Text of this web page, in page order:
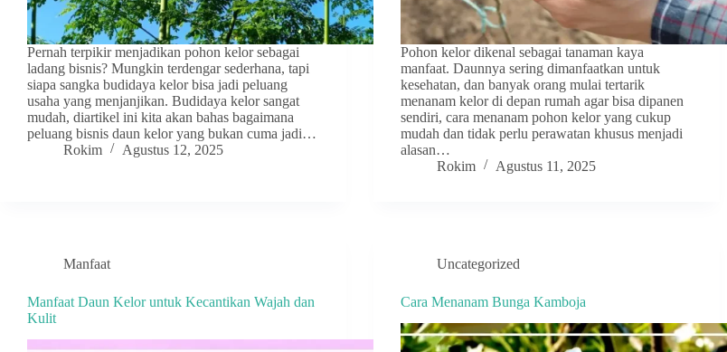
Pernah terpikir menjadikan pohon kelor sebagai
ladang bisnis? Mungkin terdengar sederhana, tapi
siapa sangka budidaya kelor bisa jadi peluang
usaha yang menjanjikan. Budidaya kelor sangat
mudah, diartikel ini kita akan bahas bagaimana
peluang bisnis daun kelor yang bukan cuma jadi…
Rokim
Agustus 12, 2025
Pohon kelor dikenal sebagai tanaman kaya
manfaat. Daunnya sering dimanfaatkan untuk
kesehatan, dan banyak orang mulai tertarik
menanam kelor di depan rumah agar bisa dipanen
sendiri, cara menanam pohon kelor yang cukup
mudah dan tidak perlu perawatan khusus menjadi
alasan…
Rokim
Agustus 11, 2025
Manfaat
Manfaat Daun Kelor untuk Kecantikan Wajah dan
Kulit
Uncategorized
Cara Menanam Bunga Kamboja